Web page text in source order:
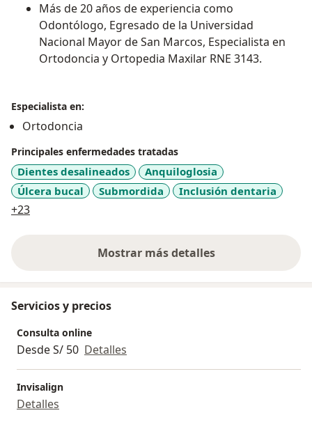
Más de 20 años de experiencia como
Odontólogo, Egresado de la Universidad
Nacional Mayor de San Marcos, Especialista en
Ortodoncia y Ortopedia Maxilar RNE 3143.
Especialista en:
Ortodoncia
Principales enfermedades tratadas
Dientes desalineados
Anquiloglosia
Úlcera bucal
Submordida Inclusión dentaria
+23a11y_sr_more_diseases
Mostrar más detalles
sobre la experiencia
Servicios y precios
Consulta online
Desde S/ 50 Detalles
Invisalign
Detalles